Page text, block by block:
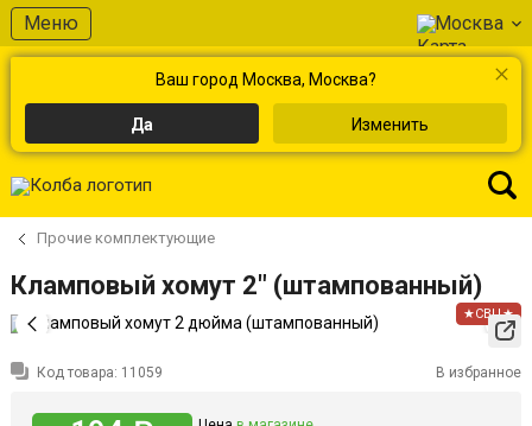
Меню Москва
Ваш город Москва, Москва?
Да Изменить
Прочие комплектующие
Кламповый хомут 2" (штампованный)
★СВЦ★
Код товара: 11059 В избранное